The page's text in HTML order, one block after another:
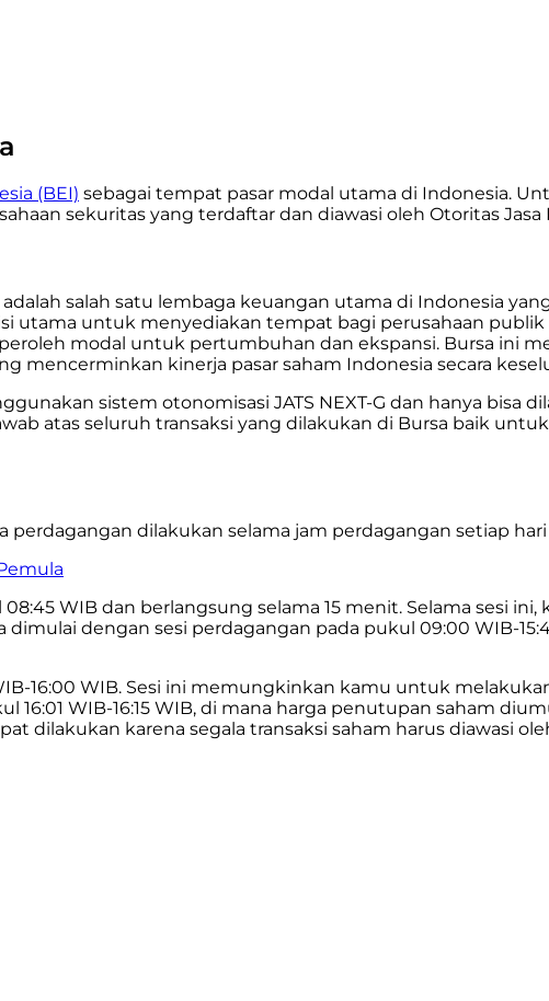
(BEI) sebagai tempat pasar modal utama di Indonesia.
sekuritas yang terdaftar dan diawasi oleh Otoritas Jasa
salah satu lembaga keuangan utama di Indonesia
utama untuk menyediakan tempat bagi perusahaan
modal untuk pertumbuhan dan ekspansi. Bursa ini
mencerminkan kinerja pasar saham Indonesia secara
sistem otonomisasi JATS NEXT-G dan hanya bisa
atas seluruh transaksi yang dilakukan di Bursa baik
dilakukan selama jam perdagangan setiap
WIB dan berlangsung selama 15 menit. Selama sesi
dengan sesi perdagangan pada pukul 09:00 WIB-
16:00 WIB. Sesi ini memungkinkan kamu untuk
16:01 WIB-16:15 WIB, di mana harga penutupan saham
dilakukan karena segala transaksi saham harus diawasi